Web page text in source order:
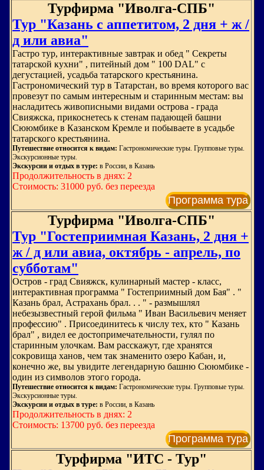
Турфирма "Иволга-СПБ"
Тур "Казань с аппетитом, 2 дня + ж /
д или авиа"
Гастро тур, интерактивные завтрак и обед " Секреты
татарской кухни" , питейный дом " 100 DAL" с
дегустацией, усадьба татарского крестьянина.
Гастрономический тур в Татарстан, во время которого вас
провезут по самым интересным и старинным местам: вы
насладитесь живописными видами острова - града
Свияжска, прикоснетесь к стенам падающей башни
Сююмбике в Казанском Кремле и побываете в усадьбе
татарского крестьянина.
Путешествие относится к видам: Гастрономические туры. Групповые туры.
Экскурсионные туры.
Экскурсии и отдых в туре: в России, в Казань
Продолжительность в днях: 2
Стоимость: 31000 руб. без переезда
Программа тура
Турфирма "Иволга-СПБ"
Тур "Гостеприимная Казань, 2 дня +
ж / д или авиа, октябрь - апрель, по
субботам"
Остров - град Свияжск, кулинарный мастер - класс,
интерактивная программа " Гостеприимный дом Бая" . "
Казань брал, Астрахань брал. . . " - размышлял
небезызвестный герой фильма " Иван Васильевич меняет
профессию" . Присоединитесь к числу тех, кто " Казань
брал" , видел ее достопримечательности, гулял по
старинным улочкам. Вам расскажут, где хранятся
сокровища ханов, чем так знаменито озеро Кабан, и,
конечно же, вы увидите легендарную башню Сююмбике -
один из символов этого города.
Путешествие относится к видам: Гастрономические туры. Групповые туры.
Экскурсионные туры.
Экскурсии и отдых в туре: в России, в Казань
Продолжительность в днях: 2
Стоимость: 13700 руб. без переезда
Программа тура
Турфирма "ИТС - Тур"